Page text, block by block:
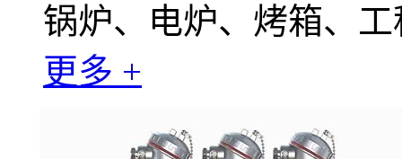
锅炉、电炉、烤箱、
更多 +